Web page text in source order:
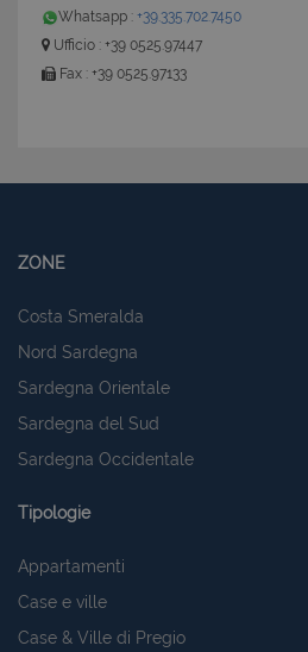
Whatsapp : +39.335.702.7450
Ufficio : +39 0525.97447
Fax : +39 0525.97133
ZONE
Costa Smeralda
Nord Sardegna
Sardegna Orientale
Sardegna del Sud
Sardegna Occidentale
Tipologie
Appartamenti
Case e ville
Case & Ville di Pregio